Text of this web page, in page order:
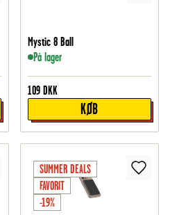
Mystic 8 Ball
På lager
109 DKK
KØB
SUMMER DEALS
FAVORIT
-19%